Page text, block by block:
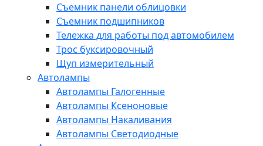
Съемник панели облицовки
Съемник подшипников
Тележка для работы под автомобилем
Трос буксировочный
Щуп измерительный
Автолампы
Автолампы Галогенные
Автолампы Ксеноновые
Автолампы Накаливания
Автолампы Светодиодные